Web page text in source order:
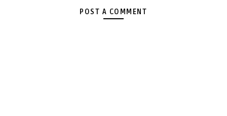
POST A COMMENT